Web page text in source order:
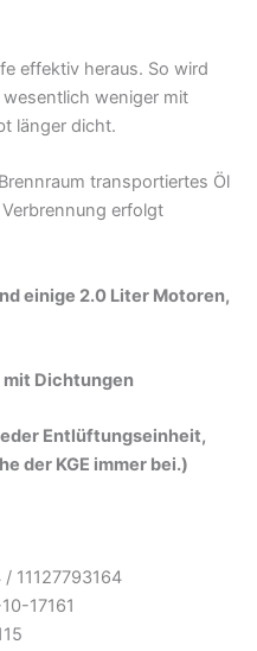
effektiv heraus. So wird
weniger mit
länger dicht.
transportiertes Öl
erfolgt
einige 2.0 Liter Motoren,
Dichtungen
Entlüftungseinheit,
der KGE immer bei.)
/ 11127793164
17161